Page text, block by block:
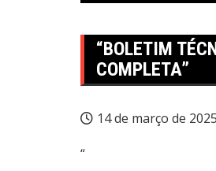
“BOLETIM
COMPLETA”
14 de março de 2025
“